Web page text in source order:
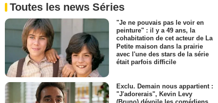
Toutes les news Séries
"Je ne pouvais pas le voir en
peinture" : il y a 49 ans, la
cohabitation de cet acteur de La
Petite maison dans la prairie
avec l'une des stars de la série
était parfois difficile
Exclu. Demain nous appartient :
"J'adorerais", Kevin Levy